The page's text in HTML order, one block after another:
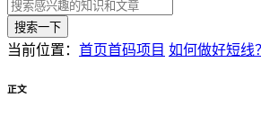
搜索一下
当前位置： 首页首码项目 如何做好短线？
正文